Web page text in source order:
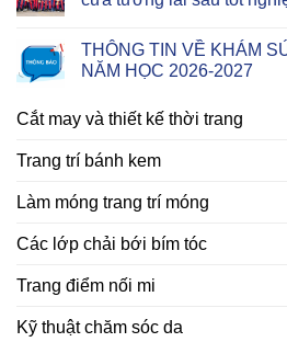
THÔNG TIN VỀ KHÁM
NĂM HỌC 2026-2027
Cắt may và thiết kế thời trang
Trang trí bánh kem
Làm móng trang trí móng
Các lớp chải bới bím tóc
Trang điểm nối mi
Kỹ thuật chăm sóc da